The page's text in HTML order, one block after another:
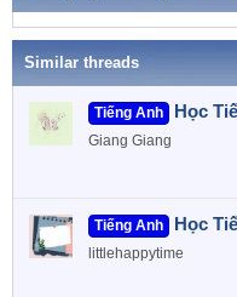
Similar threads
Tiếng Anh Học
Giang Giang
Tiếng Anh Học
littlehappytime